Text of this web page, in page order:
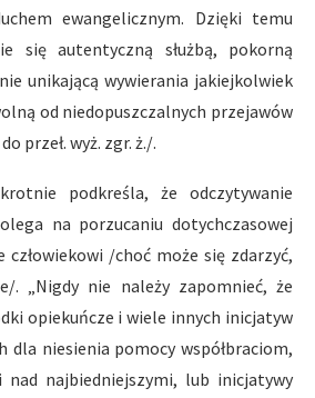
ewangelicznym. Dzięki temu
się autentyczną służbą, pokorną
unikającą wywierania jakiejkolwiek
od niedopuszczalnych przejawów
przeł. wyż. zgr. ż./.
podkreśla, że odczytywanie
na porzucaniu dotychczasowej
człowiekowi /choć może się zdarzyć,
. „Nigdy nie należy zapomnieć, że
opiekuńcze i wiele innych inicjatyw
dla niesienia pomocy współbraciom,
nad najbiedniejszymi, lub inicjatywy